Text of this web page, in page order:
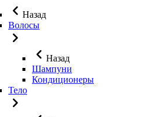
Назад
Волосы
Назад
Шампуни
Кондиционеры
Тело